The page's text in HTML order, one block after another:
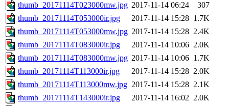
thumb_20171114T023000mw.jpg 2017-11-14 06:24
307
thumb_20171114T053000ir.jpg
2017-11-14 15:28 1.7K
thumb_20171114T053000mw.jpg 2017-11-14 15:28 2.4K
thumb_20171114T083000ir.jpg
2017-11-14 10:06 2.0K
thumb_20171114T083000mw.jpg 2017-11-14 10:06 1.7K
thumb_20171114T113000ir.jpg
2017-11-14 15:28 2.0K
thumb_20171114T113000mw.jpg 2017-11-14 15:28 2.1K
thumb_20171114T143000ir.jpg
2017-11-14 16:02 2.0K